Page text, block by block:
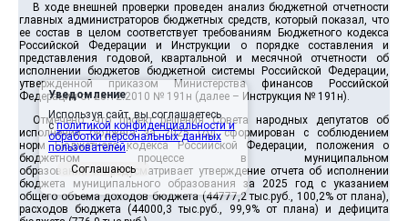
В ходе внешней проверки проведен анализ бюджетной отчетности
главных администраторов бюджетных средств, который показал, что
ее состав в целом соответствует требованиям Бюджетного кодекса
Российской Федерации и Инструкции о порядке составления и
представления годовой, квартальной и месячной отчетности об
исполнении бюджетов бюджетной системы Российской Федерации,
утвержденной приказом Министерства финансов Российской
Федерации от 28.12.2010 № 191н (далее – Инструкция № 191н).
Отмечено, что проект решения Совета народных депутатов об
исполнении бюджета за 2025 год сформирован с соблюдением
норм Бюджетного кодекса Российской Федерации, положения о
бюджетном процессе в муниципальном
образовании и предусматривает утверждение отчета об исполнении
бюджета муниципального образования за 2025 год с указанием
общего объема доходов бюджета (44777,2 тыс.руб., 100,2% от плана),
расходов бюджета (44000,3 тыс.руб., 99,9% от плана) и дефицита
Уведомление
Используя сайт, вы соглашаетесь
сполитикой конфиденциальности и
обработки персональных данных
пользователей.
Соглашаюсь